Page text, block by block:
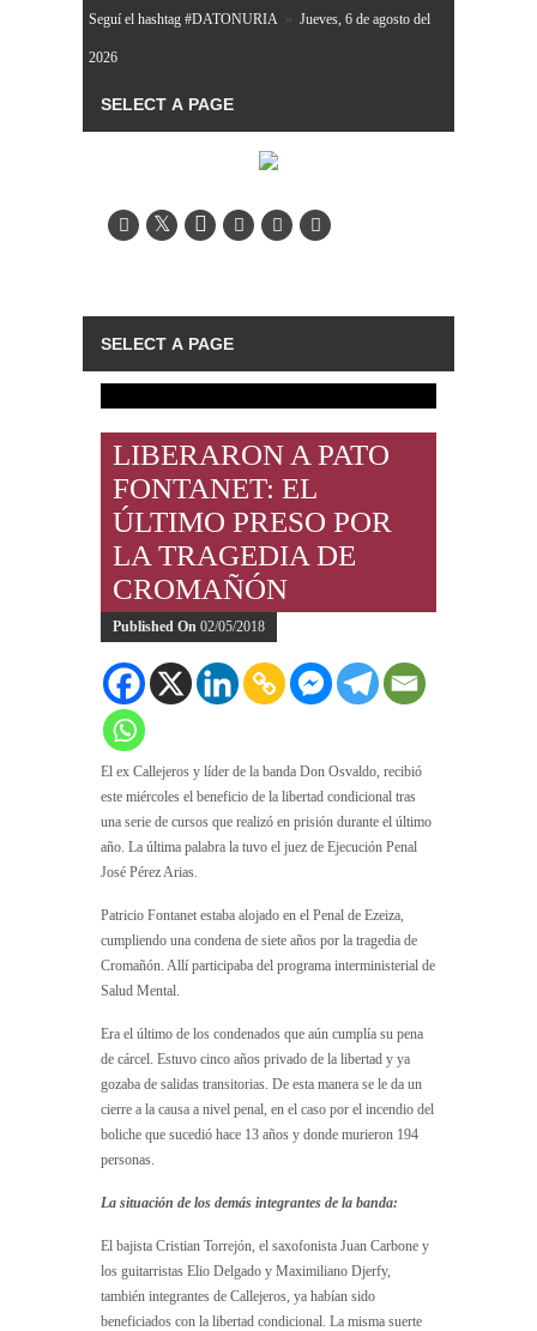
Seguí el hashtag #DATONURIA » Jueves, 6 de agosto del
2026
LIBERARON A PATO
FONTANET: EL
ÚLTIMO PRESO POR
LA TRAGEDIA DE
CROMAÑÓN
Published On 02/05/2018
El ex Callejeros y líder de la banda Don Osvaldo, recibió
este miércoles el beneficio de la libertad condicional tras
una serie de cursos que realizó en prisión durante el último
año. La última palabra la tuvo el juez de Ejecución Penal
José Pérez Arias.
Patricio Fontanet estaba alojado en el Penal de Ezeiza,
cumpliendo una condena de siete años por la tragedia de
Cromañón. Allí participaba del programa interministerial de
Salud Mental.
Era el último de los condenados que aún cumplía su pena
de cárcel. Estuvo cinco años privado de la libertad y ya
gozaba de salidas transitorias. De esta manera se le da un
cierre a la causa a nivel penal, en el caso por el incendio del
boliche que sucedió hace 13 años y donde murieron 194
personas.
La situación de los demás integrantes de la banda:
El bajista Cristian Torrejón, el saxofonista Juan Carbone y
los guitarristas Elio Delgado y Maximiliano Djerfy,
también integrantes de Callejeros, ya habían sido
beneficiados con la libertad condicional. La misma suerte